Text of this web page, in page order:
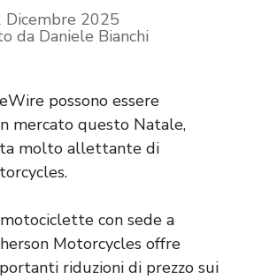
Dicembre 2025
da Daniele Bianchi
possono essere
mercato questo Natale,
molto allettante di
con sede a
Motorcycles offre
riduzioni di prezzo sui